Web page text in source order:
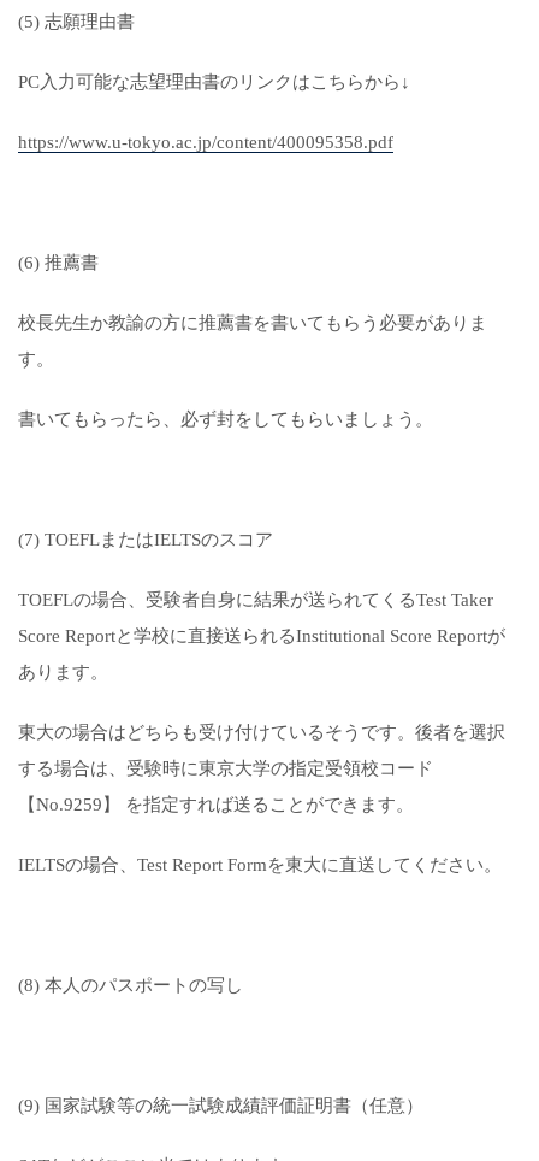
(5) 志願理由書
PC入力可能な志望理由書のリンクはこちらから↓
https://www.u-tokyo.ac.jp/content/400095358.pdf
(6) 推薦書
校長先生か教諭の方に推薦書を書いてもらう必要がありま
す。
書いてもらったら、必ず封をしてもらいましょう。
(7) TOEFLまたはIELTSのスコア
TOEFLの場合、受験者自身に結果が送られてくるTest Taker
Score Reportと学校に直接送られるInstitutional Score Reportが
あります。
東大の場合はどちらも受け付けているそうです。後者を選択
する場合は、受験時に東京大学の指定受領校コード
【No.9259】 を指定すれば送ることができます。
IELTSの場合、Test Report Formを東大に直送してください。
(8) 本人のパスポートの写し
(9) 国家試験等の統一試験成績評価証明書（任意）